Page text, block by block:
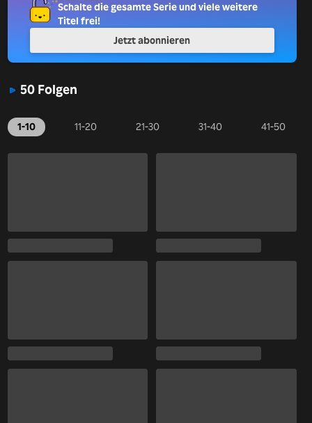
50 Folgen
1-10 11-20 21-30 31-40 41-50
Schalte die gesamte Serie und viele weitere
Titel frei!
Jetzt abonnieren